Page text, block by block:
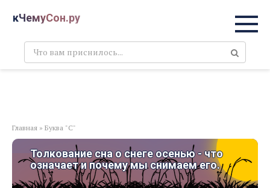
кЧемуСон.ру
Поиск:
Главная » Буква "С"
Толкование сна о снеге осенью - что
означает и почему мы снимаем его.